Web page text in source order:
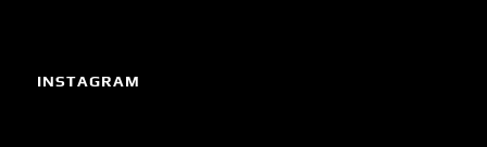
INSTAGRAM